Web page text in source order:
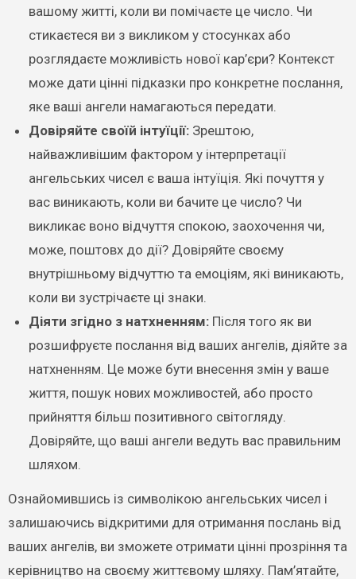
вашому житті, коли ви помічаєте це число. Чи
стикаєтеся ви з викликом у стосунках або
розглядаєте можливість нової кар’єри? Контекст
може дати цінні підказки про конкретне послання,
яке ваші ангели намагаються передати.
Довіряйте своїй інтуїції:Зрештою,
найважливішим фактором у інтерпретації
ангельських чисел є ваша інтуїція. Які почуття у
вас виникають, коли ви бачите це число? Чи
викликає воно відчуття спокою, заохочення чи,
може, поштовх до дії? Довіряйте своєму
внутрішньому відчуттю та емоціям, які виникають,
коли ви зустрічаєте ці знаки.
Діяти згідно з натхненням:Після того як ви
розшифруєте послання від ваших ангелів, діяйте за
натхненням. Це може бути внесення змін у ваше
життя, пошук нових можливостей, або просто
прийняття більш позитивного світогляду.
Довіряйте, що ваші ангели ведуть вас правильним
шляхом.
Ознайомившись із символікою ангельських чисел і
залишаючись відкритими для отримання послань від
ваших ангелів, ви зможете отримати цінні прозріння та
керівництво на своєму життєвому шляху. Пам’ятайте,